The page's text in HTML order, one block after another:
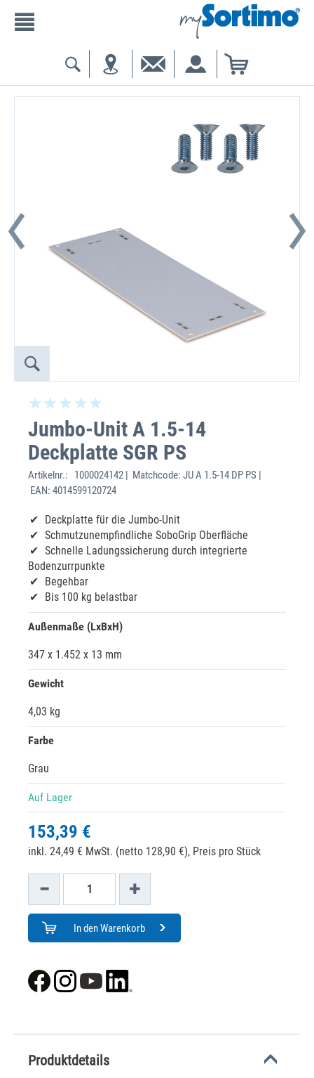
Jumbo-Unit A 1.5-14
Deckplatte SGR PS
Artikelnr.:
1000024142 | Matchcode: JU A 1.5-14 DP PS |
EAN: 4014599120724
Deckplatte für die Jumbo-Unit
Schmutzunempfindliche SoboGrip Oberfläche
Schnelle Ladungssicherung durch integrierte
Bodenzurrpunkte
Begehbar
Bis 100 kg belastbar
Außenmaße (LxBxH)
347 x 1.452 x 13 mm
Gewicht
4,03 kg
Farbe
Grau
Auf Lager
153,39 €
inkl. 24,49 € MwSt. (netto 128,90 €), Preis pro Stück
In den Warenkorb
Produktdetails